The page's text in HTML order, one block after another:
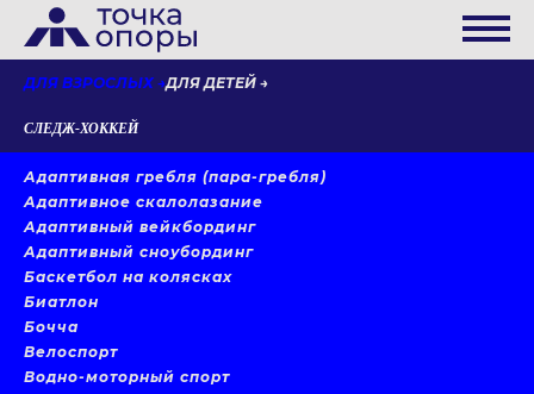
ДЛЯ ВЗРОСЛЫХ ДЛЯ ДЕТЕЙ
СЛЕДЖ-ХОККЕЙ
Адаптивная гребля (пара-гребля)
Адаптивное скалолазание
Адаптивный вейкбординг
Адаптивный сноубординг
Баскетбол на колясках
Биатлон
Бочча
Велоспорт
Водно-моторный спорт